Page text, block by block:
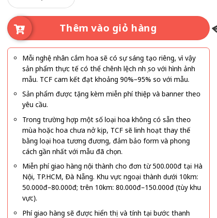
Thêm vào giỏ hàng
Mỗi nghệ nhân cắm hoa sẽ có sự sáng tạo riêng, vì vậy
sản phẩm thực tế có thể chênh lệch nhẹ so với hình ảnh
mẫu. TCF cam kết đạt khoảng 90%–95% so với mẫu.
Sản phẩm được tặng kèm miễn phí thiệp và banner theo
yêu cầu.
Trong trường hợp một số loại hoa không có sẵn theo
mùa hoặc hoa chưa nở kịp, TCF sẽ linh hoạt thay thế
bằng loại hoa tương đương, đảm bảo form và phong
cách gần nhất với mẫu đã chọn.
Miễn phí giao hàng nội thành cho đơn từ 500.000đ tại Hà
Nội, TP.HCM, Đà Nẵng. Khu vực ngoại thành dưới 10km:
50.000đ–80.000đ; trên 10km: 80.000đ–150.000đ (tùy khu
vực).
Phí giao hàng sẽ được hiển thị và tính tại bước thanh